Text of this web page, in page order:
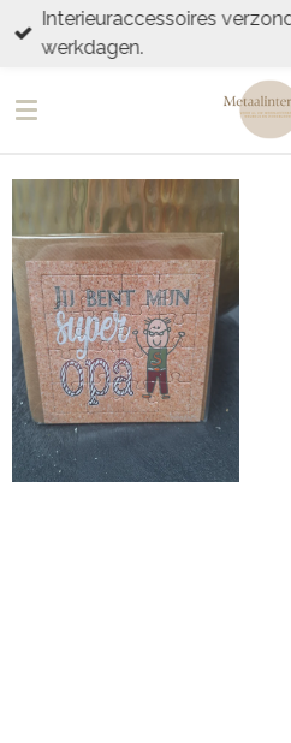
Ga
direct
de
Interieuraccessoires
werkdagen.